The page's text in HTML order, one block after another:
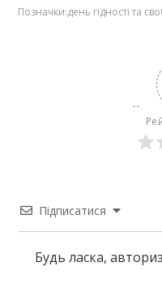
Позначки:день гідності та
Підписатися
Будь ласка,